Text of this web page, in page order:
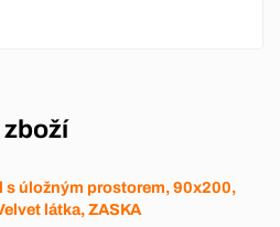
s úložným prostorem, 90x200,
látka, ZASKA